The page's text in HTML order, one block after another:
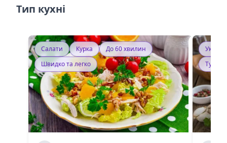
Тип кухні
Салати Курка
До 60 хвилин
Швидко та легко